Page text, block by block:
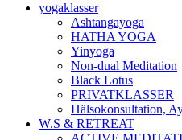
yogaklasser
Ashtangayoga
HATHA YOGA
Yinyoga
Non-dual Meditation
Black Lotus
PRIVATKLASSER
Hälsokonsultation,
W.S & RETREAT